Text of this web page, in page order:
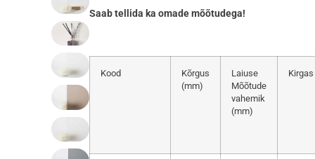
Saab tellida ka omade mõõtudega!
Kood
Kõrgus
(mm)
Laiuse
Mõõtude
vahemik
(mm)
Kirgas